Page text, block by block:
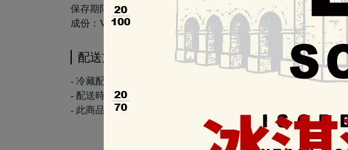
保存期限：含寄出日至少20天
成份：VaValrhona 35% Ivoire、40% Jivara milk、62% Satilia、
配送方法
- 冷藏配送 -
- 配送時間約1-3個工作天，實際配達日視物流公司為主 -
- 此商品僅提供台灣本島、外島宅配服務(不含機場、超商取貨) -